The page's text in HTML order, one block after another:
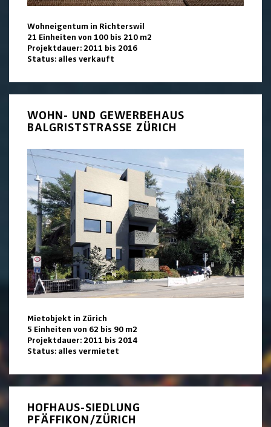
Wohneigentum in Richterswil
21 Einheiten von 100 bis 210 m2
Projektdauer: 2011 bis 2016
Status: alles verkauft
WOHN- UND GEWERBEHAUS
BALGRISTSTRASSE ZÜRICH
Mietobjekt in Zürich
5 Einheiten von 62 bis 90 m2
Projektdauer: 2011 bis 2014
Status: alles vermietet
HOFHAUS-SIEDLUNG
PFÄFFIKON/ZÜRICH